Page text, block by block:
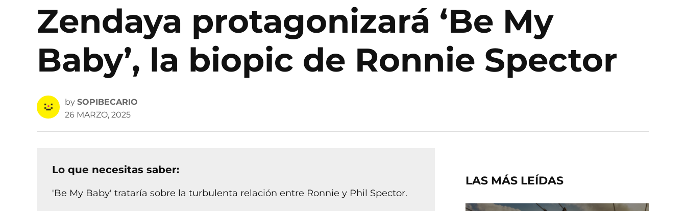
Zendaya protagonizará ‘Be My
Baby’, la biopic de Ronnie Spector
by SOPIBECARIO
26 MARZO, 2025
Lo que necesitas saber:
'Be My Baby' trataría sobre la turbulenta relación entre Ronnie y Phil Spector.
LAS MÁS LEÍDAS